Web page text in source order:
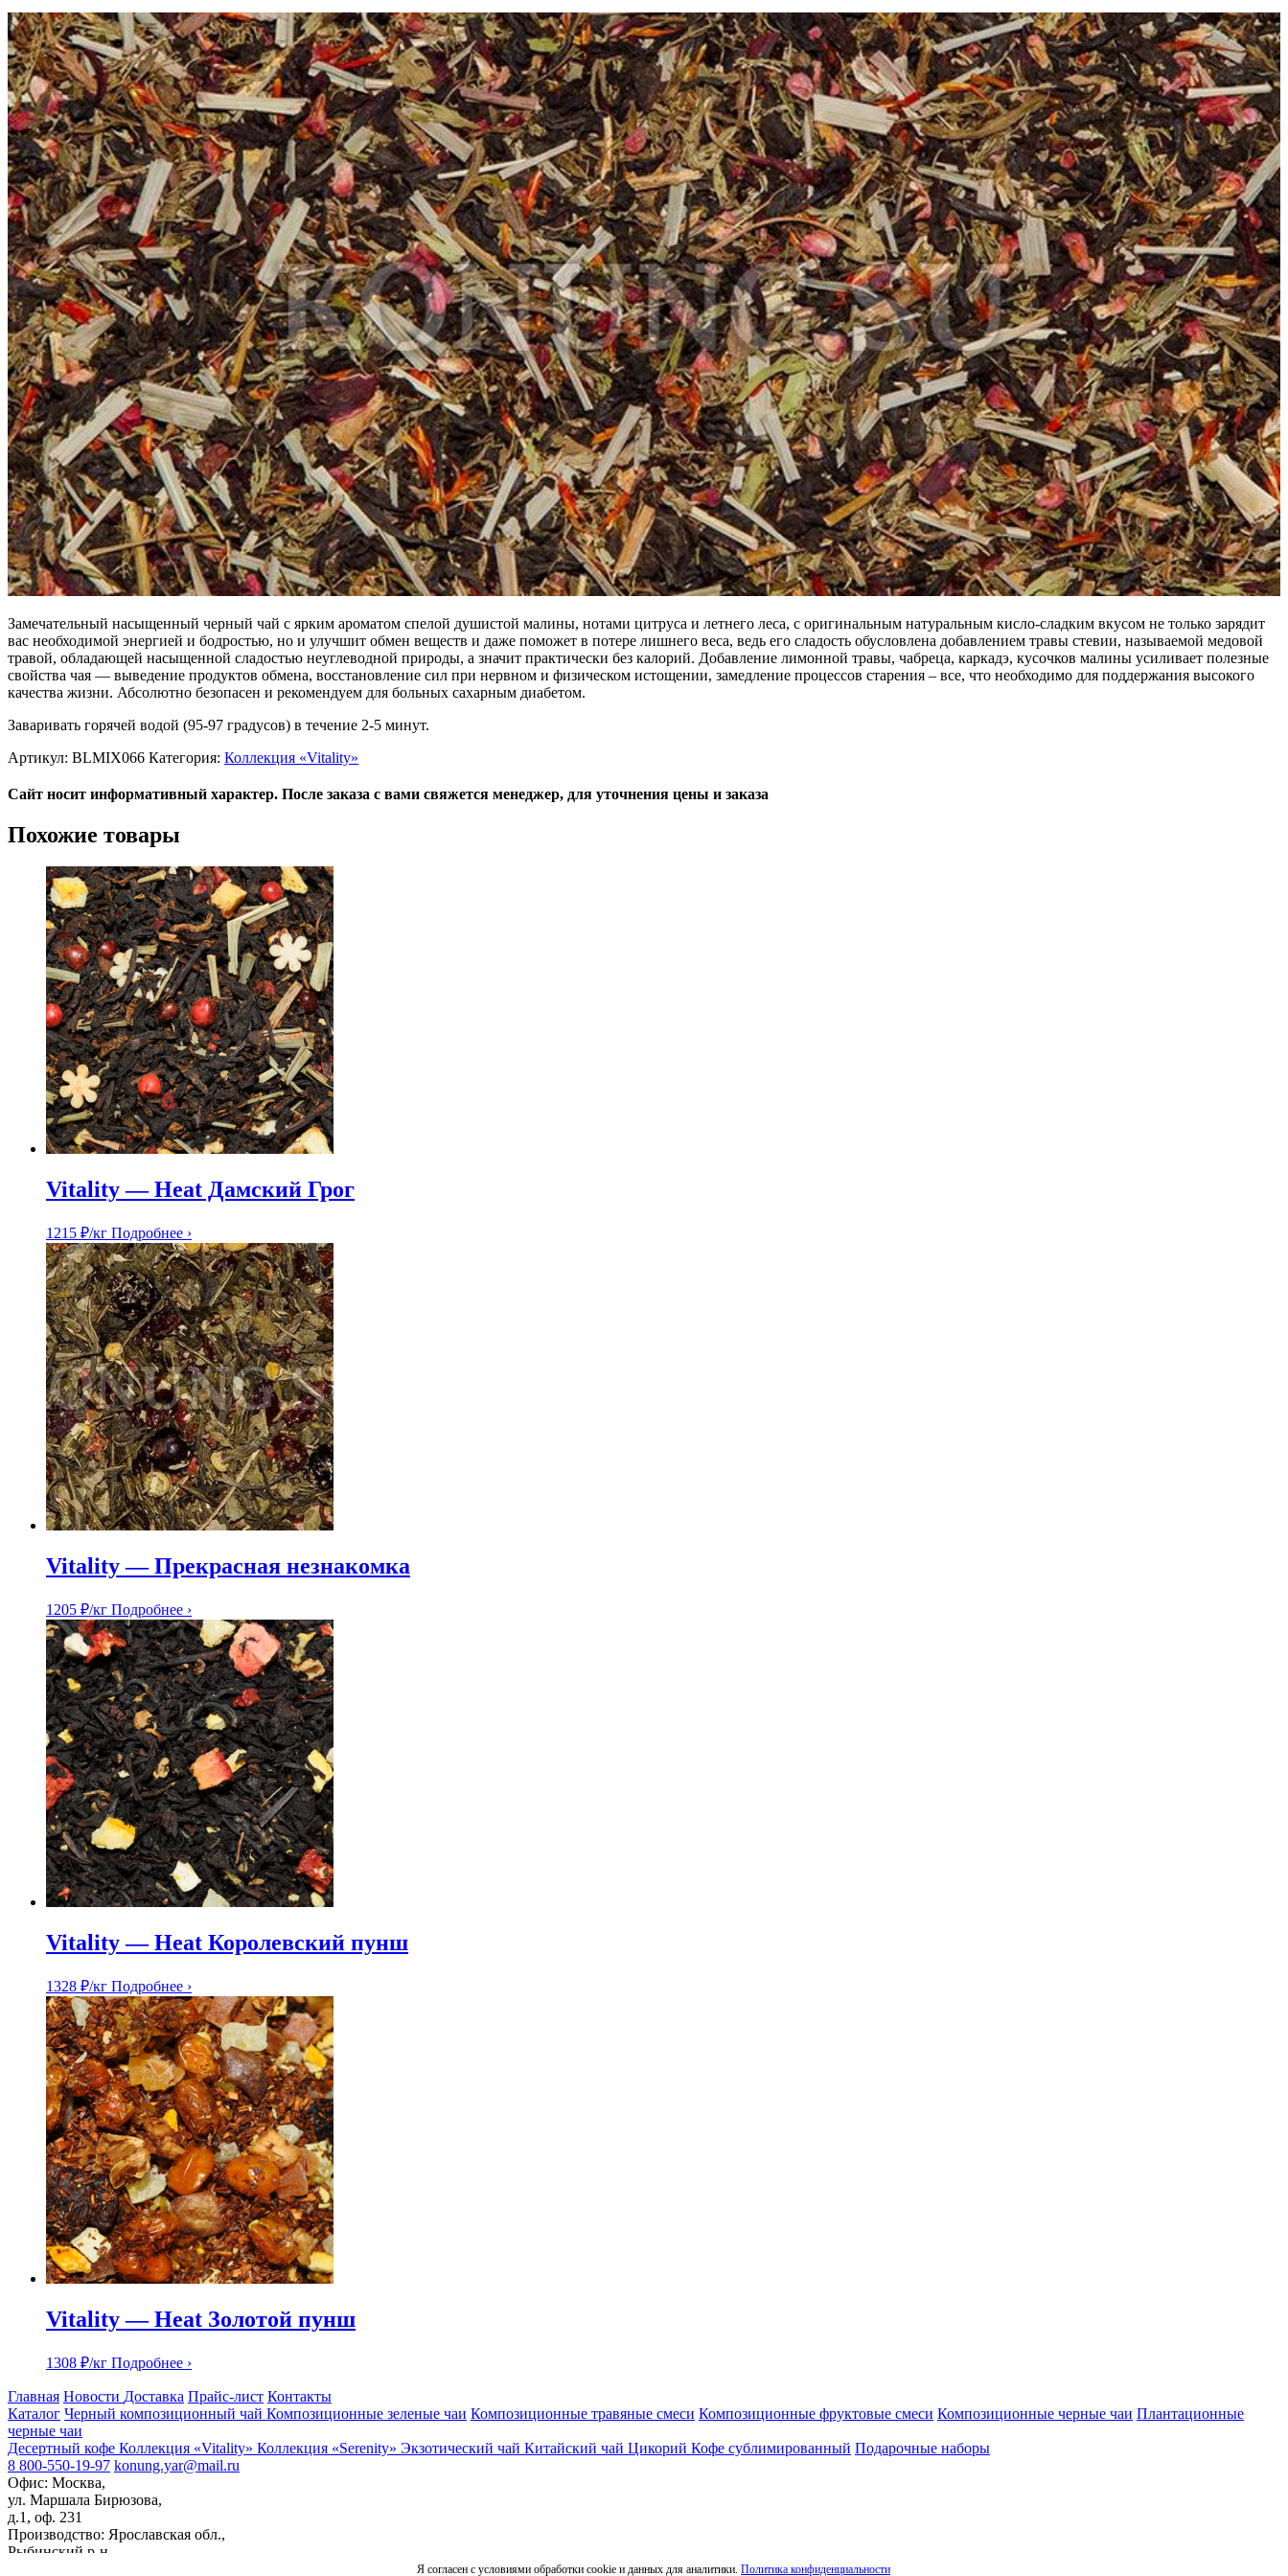
Я согласен с условиями обработки cookie и данных для аналитики. Политика конфиденциальности
-
Созвездие
Андромеды
Замечательный насыщенный черный чай с ярким ароматом спелой душистой малины, нотами цитруса и летнего леса, с оригинальным натуральным кисло-сладким вкусом не только зарядит
вас необходимой энергией и бодростью, но и улучшит обмен веществ и даже поможет в потере лишнего веса, ведь его сладость обусловлена добавлением травы стевии, называемой медовой
травой, обладающей насыщенной сладостью неуглеводной природы, а значит практически без калорий. Добавление лимонной травы, чабреца, каркадэ, кусочков малины усиливает полезные
свойства чая — выведение продуктов обмена, восстановление сил при нервном и физическом истощении, замедление процессов старения – все, что необходимо для поддержания высокого
качества жизни. Абсолютно безопасен и рекомендуем для больных сахарным диабетом.
Заваривать горячей водой (95-97 градусов) в течение 2-5 минут.
Артикул: BLMIX066 Категория: Коллекция «Vitality»
Сайт носит информативный характер. После заказа с вами свяжется менеджер, для уточнения цены и заказа
Похожие товары
Vitality — Heat Дамский Грог
1215 ₽/кг Подробнее ›
Vitality — Прекрасная незнакомка
1205 ₽/кг Подробнее ›
Vitality — Heat Королевский пунш
1328 ₽/кг Подробнее ›
Vitality — Heat Золотой пунш
1308 ₽/кг Подробнее ›
Главная Новости Доставка Прайс-лист Контакты
Каталог Черный композиционный чай Композиционные зеленые чаи Композиционные травяные смеси Композиционные фруктовые смеси Композиционные черные чаи Плантационные
черные чаи
Десертный кофе Коллекция «Vitality» Коллекция «Serenity» Экзотический чай Китайский чай Цикорий Кофе сублимированный Подарочные наборы
8 800-550-19-97 konung.yar@mail.ru
Офис: Москва,
ул. Маршала Бирюзова,
д.1, оф. 231
Производство: Ярославская обл.,
Рыбинский р-н,